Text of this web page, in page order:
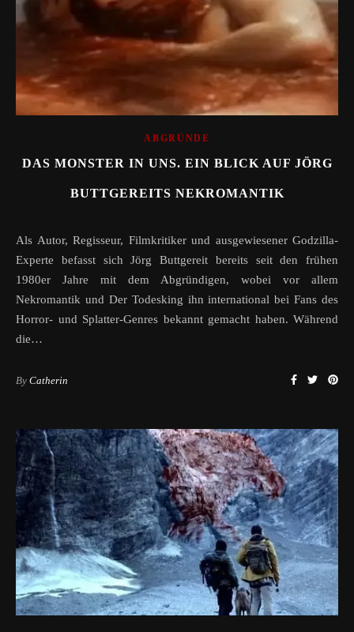
ABGRÜNDE
DAS MONSTER IN UNS. EIN BLICK AUF JÖRG
BUTTGEREITS NEKROMANTIK
Als Autor, Regisseur, Filmkritiker und ausgewiesener Godzilla-
Experte befasst sich Jörg Buttgereit bereits seit den frühen
1980er Jahre mit dem Abgründigen, wobei vor allem
Nekromantik und Der Todesking ihn international bei Fans des
Horror- und Splatter-Genres bekannt gemacht haben. Während
die…
By Catherin